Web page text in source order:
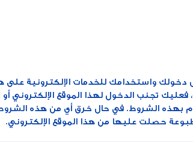
دخولك واستخدامك للخدمات الإلكترونية على
تجنب الدخول لهذا الموقع الإلكتروني
بهذه الشروط. في حال خرق أي من هذه
حصلت عليها من هذا الموقع الإلكتروني.